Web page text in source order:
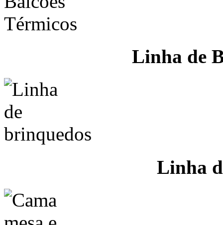
Linha de
Linha